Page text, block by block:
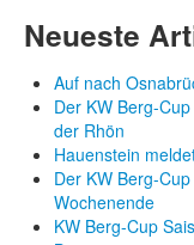
Neueste
Auf nach
Der KW Berg-
der Rhön
Hauenstein
Der KW Berg-
Wochenende
KW Berg-Cup